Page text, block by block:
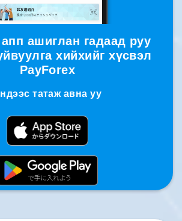
ашиглан гадаад руу
хийхийг хүсвэл
PayForex
татаж авна уу